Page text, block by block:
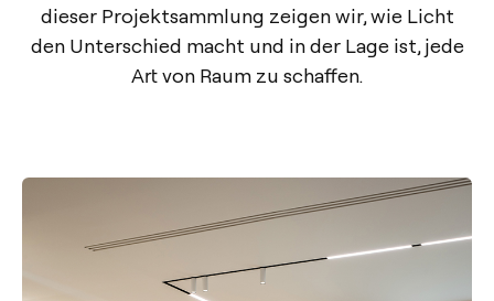
dieser Projektsammlung zeigen wir, wie Licht
den Unterschied macht und in der Lage ist, jede
Art von Raum zu schaffen.